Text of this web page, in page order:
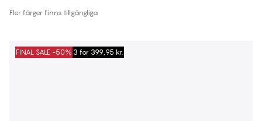
Fler färger finns tillgängliga
FINAL SALE -50% 3 for 399,95 kr.